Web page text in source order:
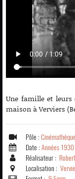
Une famille et
maison à Verviers
Pôle :
Date : Années 1930
Réalisateur :
Localisation :